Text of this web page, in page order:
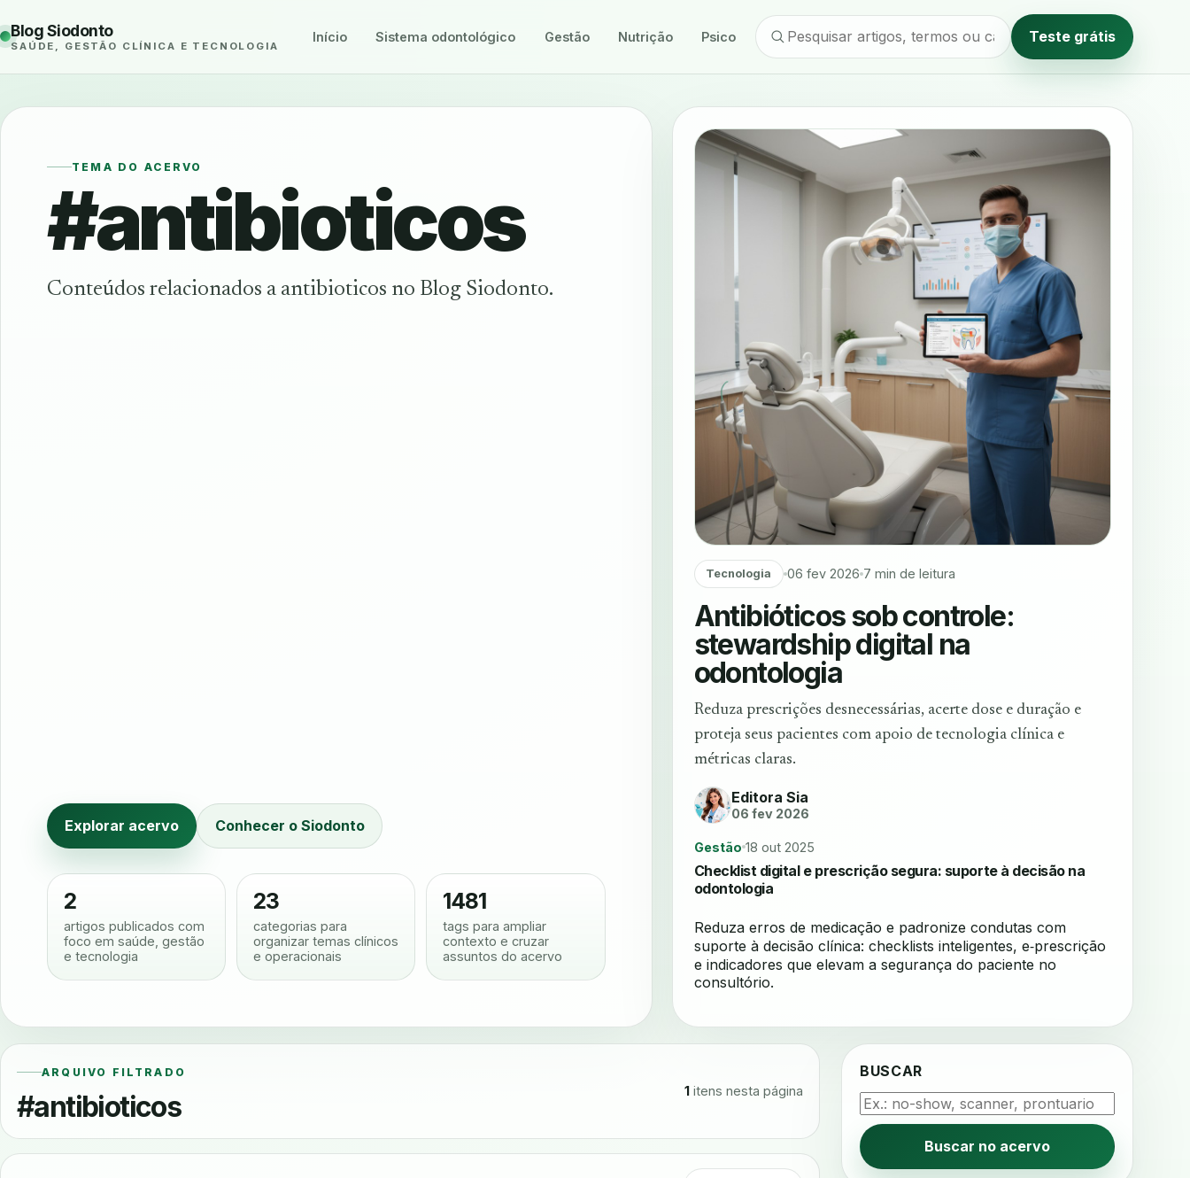
Blog Siodonto
SAÚDE, GESTÃO CLÍNICA E TECNOLOGIA
Início Sistema odontológico Gestão Nutrição Psicologia Método editorial Teste grátis
TEMA DO ACERVO
#antibioticos
Conteúdos relacionados a antibioticos no Blog Siodonto.
Explorar acervo Conhecer o Siodonto
2
artigos publicados com
foco em saúde, gestão
e tecnologia
23
categorias para
organizar temas clínicos
e operacionais
1481
tags para ampliar
contexto e cruzar
assuntos do acervo
Tecnologia 06 fev 2026 7 min de leitura
Antibióticos sob controle:
stewardship digital na
odontologia
Reduza prescrições desnecessárias, acerte dose e duração e
proteja seus pacientes com apoio de tecnologia clínica e
métricas claras.
Editora Sia
06 fev 2026
Gestão 18 out 2025
Checklist digital e prescrição segura: suporte à decisão na
odontologia
Reduza erros de medicação e padronize condutas com
suporte à decisão clínica: checklists inteligentes, e‑prescrição
e indicadores que elevam a segurança do paciente no
consultório.
ARQUIVO FILTRADO
#antibioticos 1 itens nesta página
BUSCAR
Buscar no acervo